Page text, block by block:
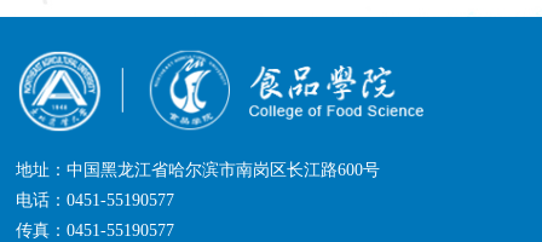
地址：中国黑龙江省哈尔滨市南岗区长江路600号
电话：0451-55190577
传真：0451-55190577